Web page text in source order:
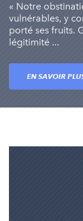
« Notre
vulnérables, y
porté ses fruits.
légitimité ...
EN SAVOIR